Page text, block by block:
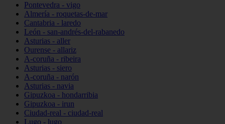
Pontevedra - vigo
Almería - roquetas-de-mar
Cantabria - laredo
León - san-andrés-del-rabanedo
Asturias - aller
Ourense - allariz
A-coruña - ribeira
Asturias - siero
A-coruña - narón
Asturias - navia
Gipuzkoa - hondarribia
Gipuzkoa - irun
Ciudad-real - ciudad-real
Lugo - lugo